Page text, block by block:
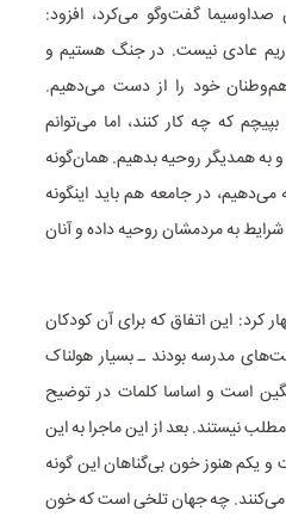
گفت‌وگو می‌کرد، افزود:
عادی نیست. در جنگ هستیم و
خود را از دست می‌دهیم.
که چه کار کنند، اما می‌توانم
به همدیگر روحیه بدهیم. همان‌گونه
در جامعه هم باید اینگونه
شرایط به مردمشان روحیه داده و آنان‌
کرد: این اتفاق که برای آن کودکان
مدرسه بودند ـ بسیار هولناک
است و اساسا کلمات در توضیح
نیستند. بعد از این ماجرا به این
یکم هنوز خون بی‌گناهان این گونه
چه جهان تلخی است که خون